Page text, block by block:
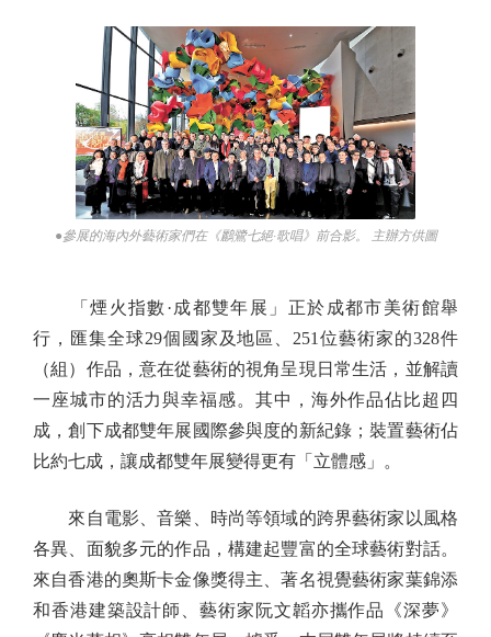
●參展的海內外藝術家們在《鸝鷺七絕·歌唱》前合影。 主辦方供圖
「煙火指數·成都雙年展」正於成都市美術館舉
行，匯集全球29個國家及地區、251位藝術家的328件
（組）作品，意在從藝術的視角呈現日常生活，並解讀
一座城市的活力與幸福感。其中，海外作品佔比超四
成，創下成都雙年展國際參與度的新紀錄；裝置藝術佔
比約七成，讓成都雙年展變得更有「立體感」。
來自電影、音樂、時尚等領域的跨界藝術家以風格
各異、面貌多元的作品，構建起豐富的全球藝術對話。
來自香港的奧斯卡金像獎得主、著名視覺藝術家葉錦添
和香港建築設計師、藝術家阮文韜亦攜作品《深夢》